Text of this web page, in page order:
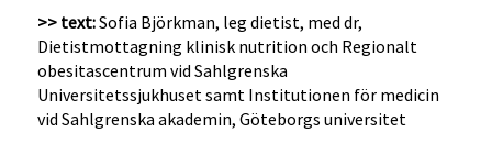
>> text:Sofia Björkman, leg dietist, med dr,
Dietistmottagning klinisk nutrition och Regionalt
obesitascentrum vid Sahlgrenska
Universitetssjukhuset samt Institutionen för medicin
vid Sahlgrenska akademin, Göteborgs universitet